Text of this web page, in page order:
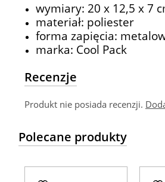
wymiary: 20 x 12,5 x 7
materiał: poliester
forma zapięcia:
marka: Cool Pack
Recenzje
Produkt nie posiada recenzji.
Polecane produkty